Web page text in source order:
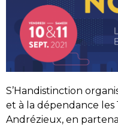
S’Handistinction
et à la dépendance les
Andrézieux, en